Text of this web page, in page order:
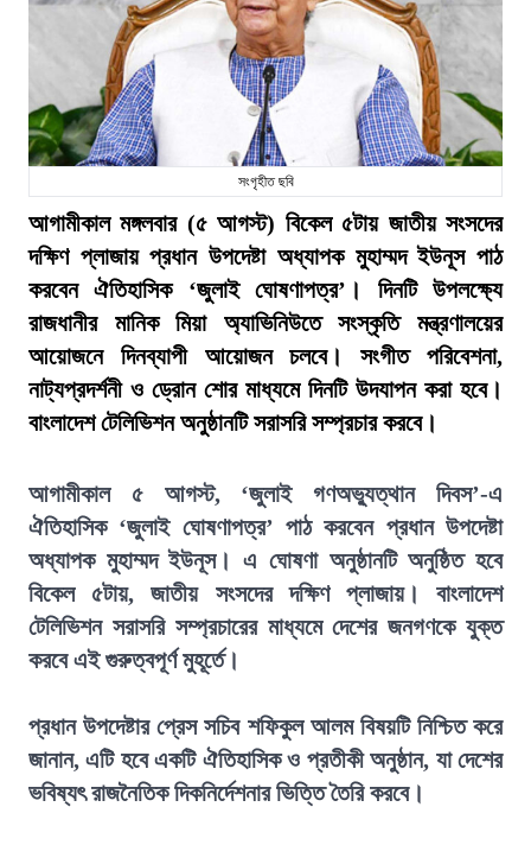
সংগৃহীত ছবি
আগামীকাল মঙ্গলবার (৫ আগস্ট) বিকেল ৫টায় জাতীয় সংসদের
দক্ষিণ প্লাজায় প্রধান উপদেষ্টা অধ্যাপক মুহাম্মদ ইউনূস পাঠ
করবেন ঐতিহাসিক ‘জুলাই ঘোষণাপত্র’। দিনটি উপলক্ষ্যে
রাজধানীর মানিক মিয়া অ্যাভিনিউতে সংস্কৃতি মন্ত্রণালয়ের
আয়োজনে দিনব্যাপী আয়োজন চলবে। সংগীত পরিবেশনা,
নাট্যপ্রদর্শনী ও ড্রোন শোর মাধ্যমে দিনটি উদযাপন করা হবে।
বাংলাদেশ টেলিভিশন অনুষ্ঠানটি সরাসরি সম্প্রচার করবে।
আগামীকাল ৫ আগস্ট, ‘জুলাই গণঅভ্যুত্থান দিবস’-এ
ঐতিহাসিক ‘জুলাই ঘোষণাপত্র’ পাঠ করবেন প্রধান উপদেষ্টা
অধ্যাপক মুহাম্মদ ইউনূস। এ ঘোষণা অনুষ্ঠানটি অনুষ্ঠিত হবে
বিকেল ৫টায়, জাতীয় সংসদের দক্ষিণ প্লাজায়। বাংলাদেশ
টেলিভিশন সরাসরি সম্প্রচারের মাধ্যমে দেশের জনগণকে যুক্ত
করবে এই গুরুত্বপূর্ণ মুহূর্তে।
প্রধান উপদেষ্টার প্রেস সচিব শফিকুল আলম বিষয়টি নিশ্চিত করে
জানান, এটি হবে একটি ঐতিহাসিক ও প্রতীকী অনুষ্ঠান, যা দেশের
ভবিষ্যৎ রাজনৈতিক দিকনির্দেশনার ভিত্তি তৈরি করবে।